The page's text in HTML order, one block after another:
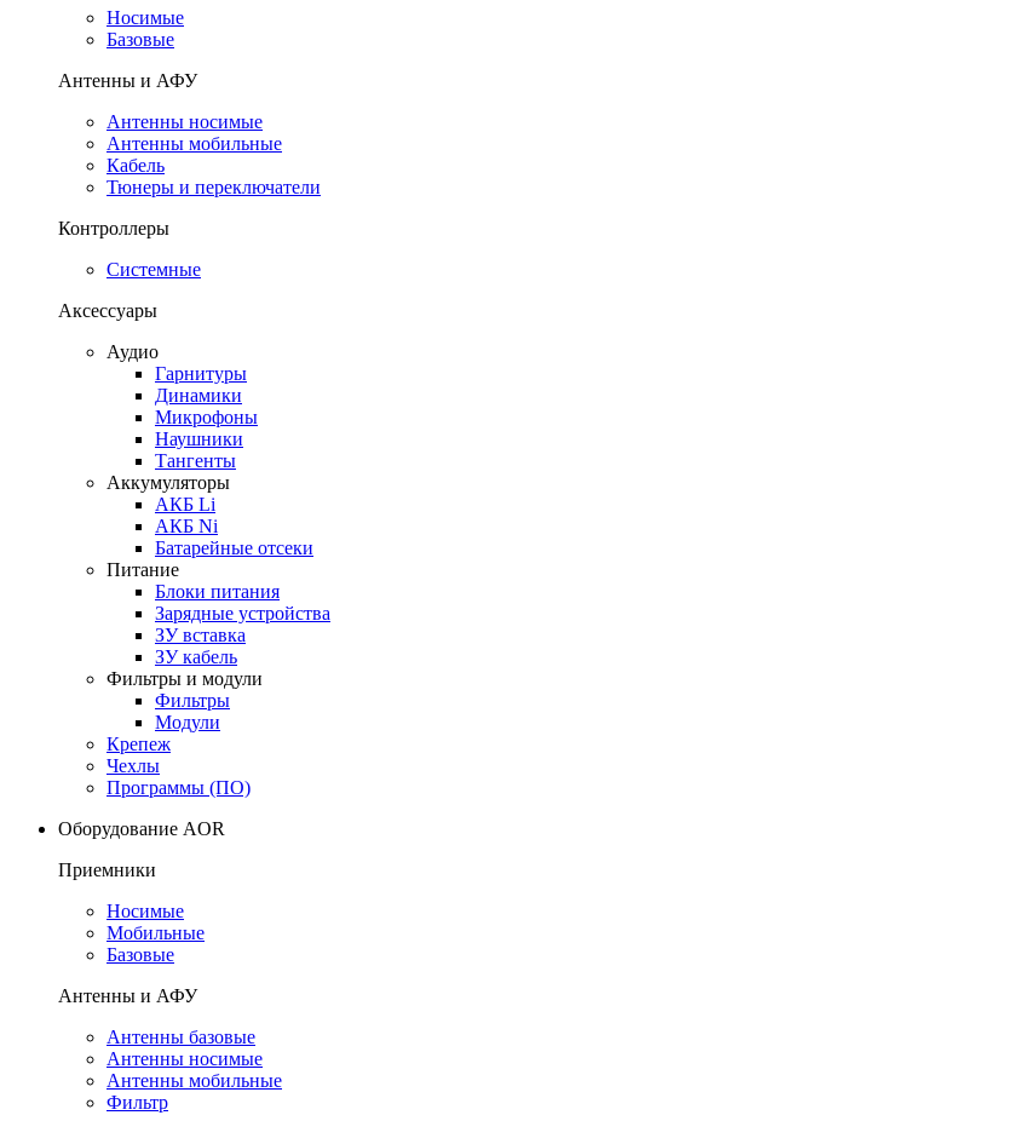
Носимые
Базовые
Антенны и АФУ
Антенны носимые
Антенны мобильные
Кабель
Тюнеры и переключатели
Контроллеры
Системные
Аксессуары
Аудио
Гарнитуры
Динамики
Микрофоны
Наушники
Тангенты
Аккумуляторы
АКБ Li
АКБ Ni
Батарейные отсеки
Питание
Блоки питания
Зарядные устройства
ЗУ вставка
ЗУ кабель
Фильтры и модули
Фильтры
Модули
Крепеж
Чехлы
Программы (ПО)
Оборудование AOR
Приемники
Носимые
Мобильные
Базовые
Антенны и АФУ
Антенны базовые
Антенны носимые
Антенны мобильные
Фильтр